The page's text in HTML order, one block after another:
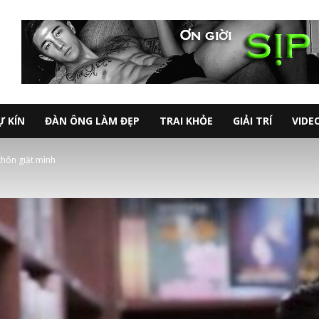
KÍN ĐÀN ÔNG LÀM ĐẸP TRAI KHỎE GIẢI TRÍ
giật mình